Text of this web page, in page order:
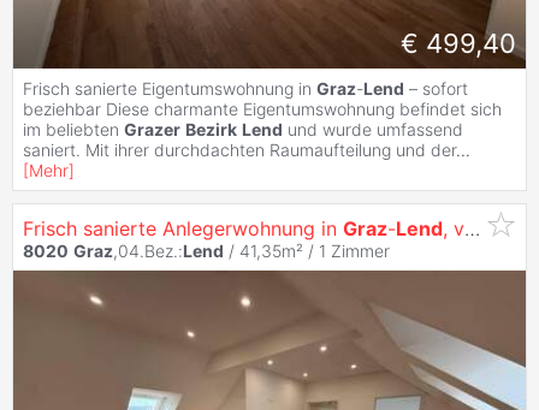
€ 499,40
Frisch sanierte Eigentumswohnung in Graz-Lend – sofort
beziehbar Diese charmante Eigentumswohnung befindet sich
im beliebten Grazer Bezirk Lend und wurde umfassend
saniert. Mit ihrer durchdachten Raumaufteilung und der...
[Mehr]
Frisch sanierte Anlegerwohnung in Graz-Lend, vermietet auf 3 Jahre befrristet
8020 Graz,04.Bez.:Lend / 41,35m² / 1 Zimmer